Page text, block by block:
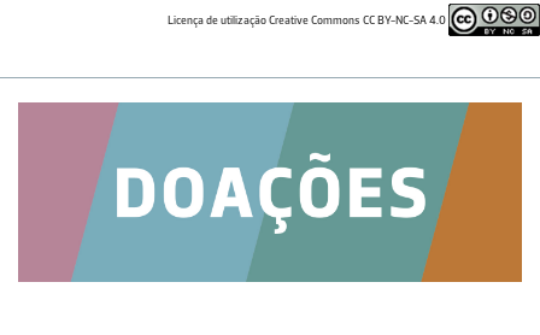
Licença de utilização Creative Commons CC BY-NC-SA 4.0